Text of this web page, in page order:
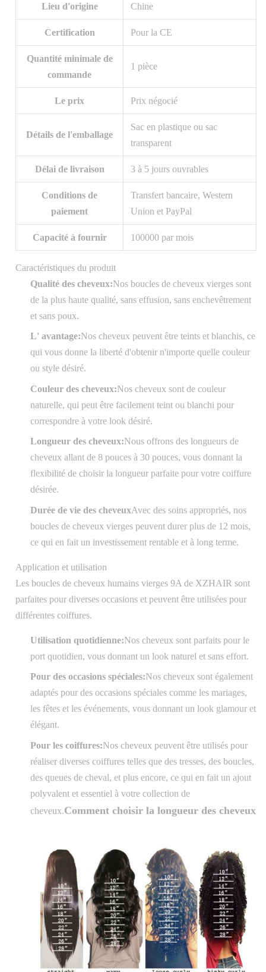
Lieu d'origine Chine
Certification Pour la CE
Quantité minimale de
commande
1 pièce
Le prix Prix négocié
Détails de l'emballage
Sac en plastique ou sac
transparent
Délai de livraison 3 à 5 jours ouvrables
Conditions de
paiement
Transfert bancaire, Western
Union et PayPal
Capacité à fournir 100000 par mois
Caractéristiques du produit
Qualité des cheveux:Nos boucles de cheveux vierges sont
de la plus haute qualité, sans effusion, sans enchevêtrement
et sans poux.
L' avantage:Nos cheveux peuvent être teints et blanchis, ce
qui vous donne la liberté d'obtenir n'importe quelle couleur
ou style désiré.
Couleur des cheveux:Nos cheveux sont de couleur
naturelle, qui peut être facilement teint ou blanchi pour
correspondre à votre look désiré.
Longueur des cheveux:Nous offrons des longueurs de
cheveux allant de 8 pouces à 30 pouces, vous donnant la
flexibilité de choisir la longueur parfaite pour votre coiffure
désirée.
Durée de vie des cheveuxAvec des soins appropriés, nos
boucles de cheveux vierges peuvent durer plus de 12 mois,
ce qui en fait un investissement rentable et à long terme.
Application et utilisation
Les boucles de cheveux humains vierges 9A de XZHAIR sont
parfaites pour diverses occasions et peuvent être utilisées pour
différentes coiffures.
Utilisation quotidienne:Nos cheveux sont parfaits pour le
port quotidien, vous donnant un look naturel et sans effort.
Pour des occasions spéciales:Nos cheveux sont également
adaptés pour des occasions spéciales comme les mariages,
les fêtes et les événements, vous donnant un look glamour et
élégant.
Pour les coiffures:Nos cheveux peuvent être utilisés pour
réaliser diverses coiffures telles que des tresses, des boucles,
des queues de cheval, et plus encore, ce qui en fait un ajout
polyvalent et essentiel à votre collection de
cheveux.Comment choisir la longueur des cheveux